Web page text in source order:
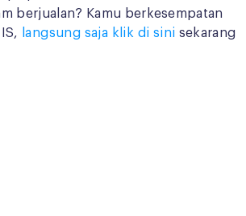
berjualan? Kamu berkesempatan
langsung saja klik di sini sekarang